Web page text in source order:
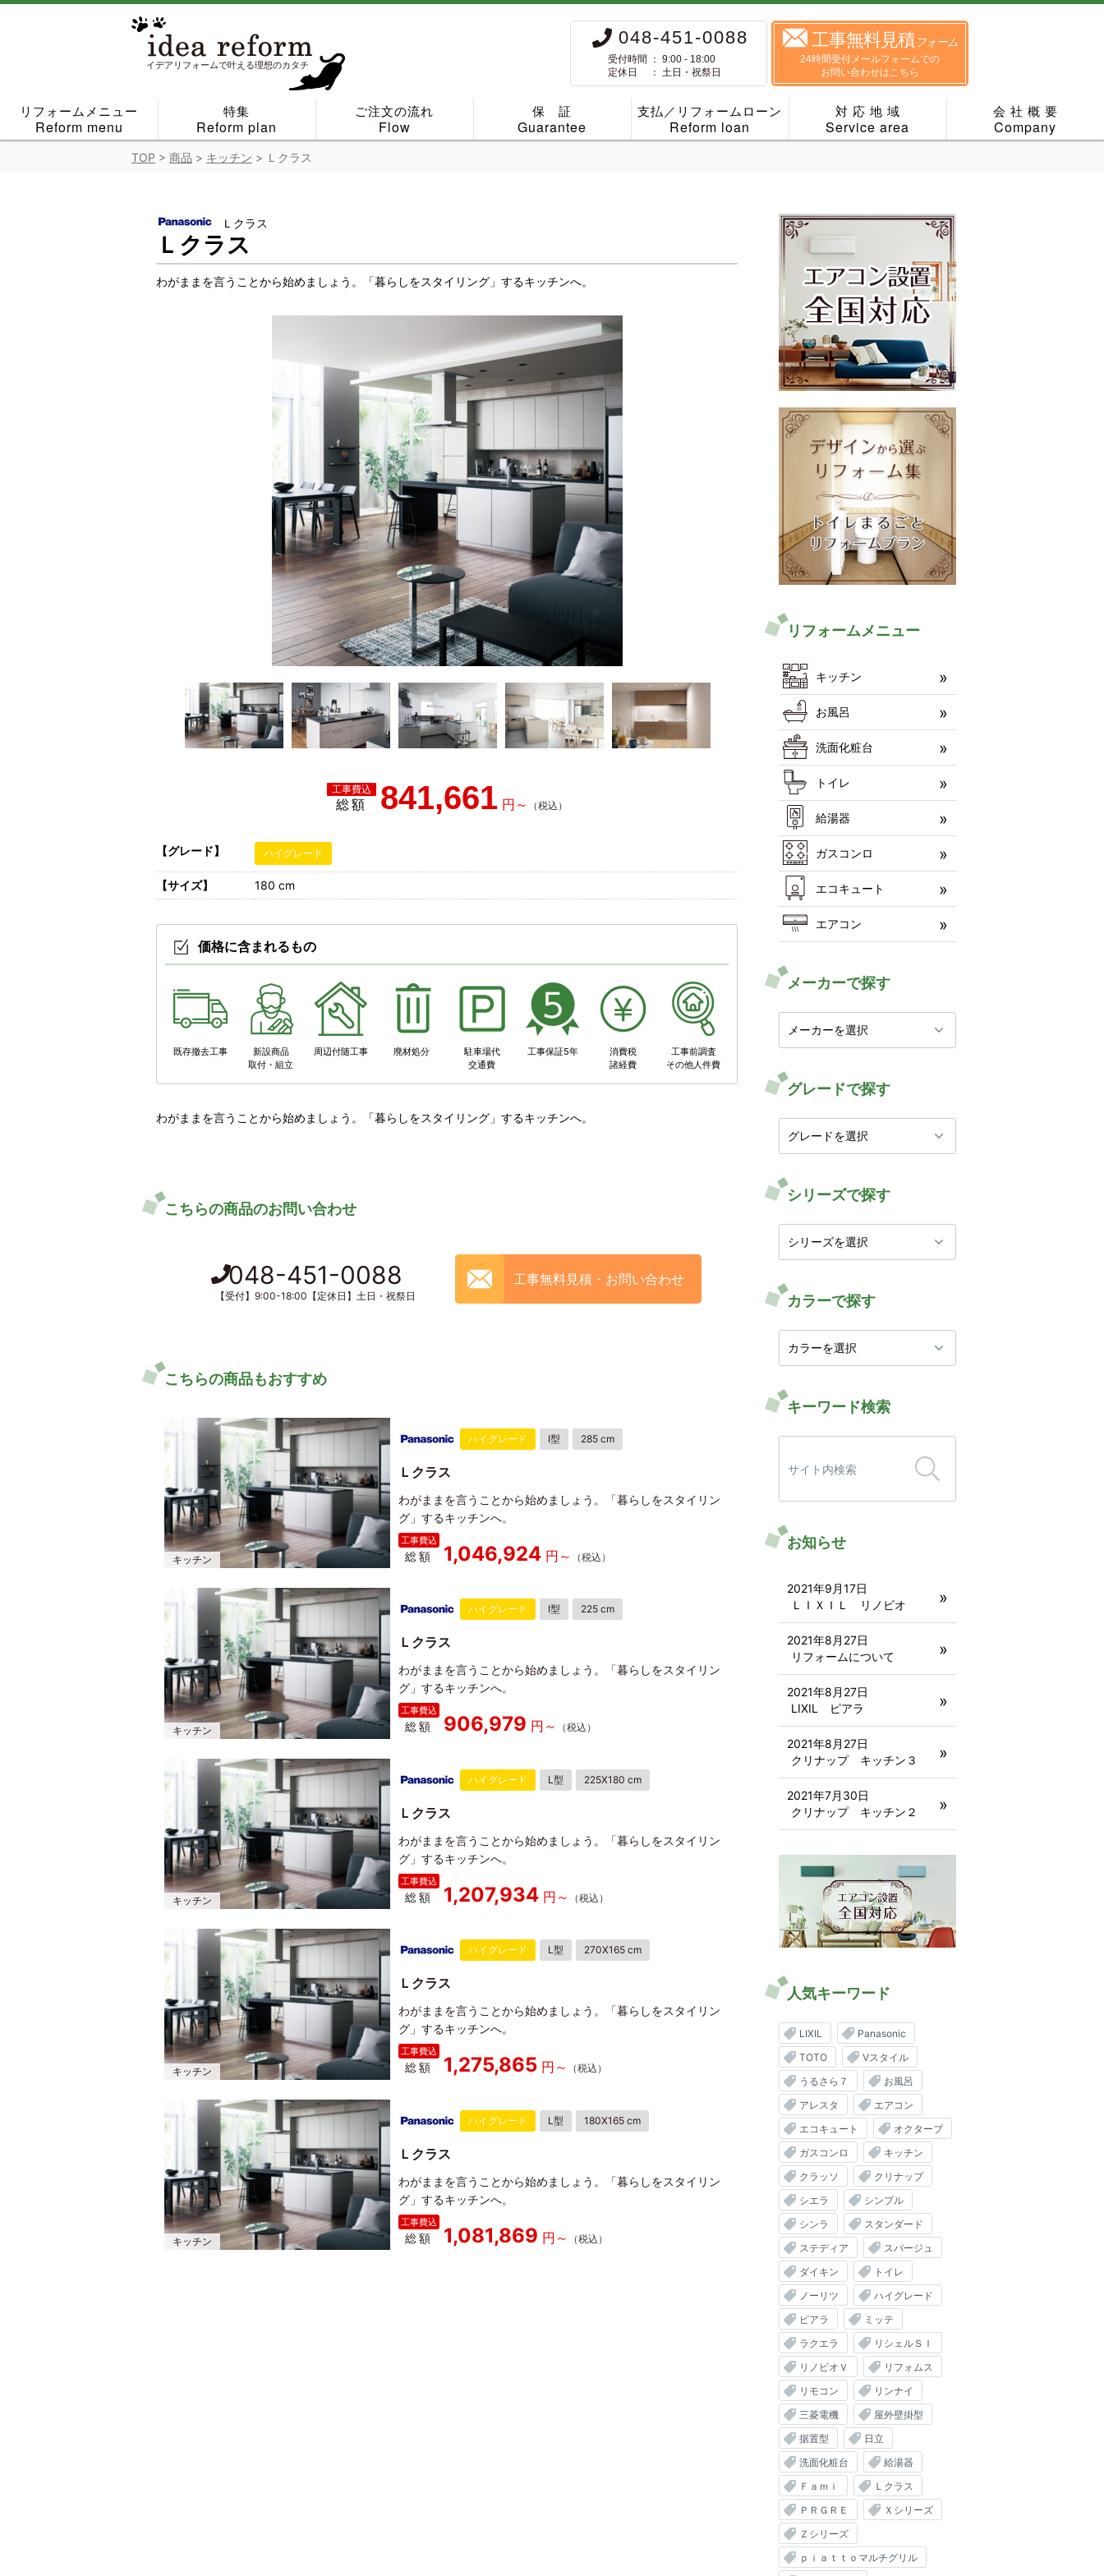
Skip
イデアリフォームで叶える理想のカタチ
048-451-0088
受付時間 ： 9:00 - 18:00
定休日 ： 土日・祝祭日
工事無料見積フォーム
24時間受付メールフォームでの
お問い合わせはこちら
リフォームメニュー
Reform menu
特集
Reform plan
ご注文の流れ
Flow
保 証
Guarantee
支払／リフォームローン
Reform loan
対 応 地 域
Service area
会 社 概 要
Company
TOP > 商品 > キッチン > Ｌクラス
Ｌクラス
Ｌクラス
わがままを言うことから始めましょう。「暮らしをスタイリング」するキッチンへ。
総額 841,661
【グレード】 ハイグレード
【サイズ】 180 cm
価格に含まれるもの
既存撤去工事
新設商品
取付・組立
周辺付随工事 廃材処分
駐車場代
交通費
工事保証5年
消費税
諸経費
工事前調査
その他人件費
わがままを言うことから始めましょう。「暮らしをスタイリング」するキッチンへ。
こちらの商品のお問い合わせ
048-451-0088
【受付】9:00-18:00【定休日】土日・祝祭日
工事無料見積・お問い合わせ
こちらの商品もおすすめ
ハイグレード I型 285 cm
Ｌクラス
わがままを言うことから始めましょう。「暮らしをスタイリン
グ」するキッチンへ。
総額 1,046,924
ハイグレード I型 225 cm
Ｌクラス
わがままを言うことから始めましょう。「暮らしをスタイリン
グ」するキッチンへ。
総額 906,979
ハイグレード L型 225X180 cm
Ｌクラス
わがままを言うことから始めましょう。「暮らしをスタイリン
グ」するキッチンへ。
総額 1,207,934
ハイグレード L型 270X165 cm
Ｌクラス
わがままを言うことから始めましょう。「暮らしをスタイリン
グ」するキッチンへ。
総額 1,275,865
ハイグレード L型 180X165 cm
Ｌクラス
わがままを言うことから始めましょう。「暮らしをスタイリン
グ」するキッチンへ。
総額 1,081,869
リフォームメニュー
キッチン
お風呂
洗面化粧台
トイレ
給湯器
ガスコンロ
エコキュート
エアコン
メーカーで探す
グレードで探す
シリーズで探す
カラーで探す
キーワード検索
お知らせ
ＬＩＸＩＬ リノビオ
2021年9月17日
リフォームについて
2021年8月27日
LIXIL ピアラ
2021年8月27日
クリナップ キッチン３
2021年8月27日
クリナップ キッチン２
2021年7月30日
人気キーワード
LIXIL
Panasonic
TOTO
Vスタイル
うるさら７
お風呂
アレスタ
エアコン
エコキュート
オクターブ
ガスコンロ
キッチン
クラッソ
クリナップ
シエラ
シンプル
シンラ
スタンダード
ステディア
スパージュ
ダイキン
トイレ
ノーリツ
ハイグレード
ピアラ
ミッテ
ラクエラ
リシェルＳＩ
リノビオＶ
リフォムス
リモコン
リンナイ
三菱電機
屋外壁掛型
据置型
日立
洗面化粧台
給湯器
Ｆａｍｉ
Ｌクラス
ＰＲＧＲＥ
Ｘシリーズ
Ｚシリーズ
ｐｉａｔｔｏマルチグリル